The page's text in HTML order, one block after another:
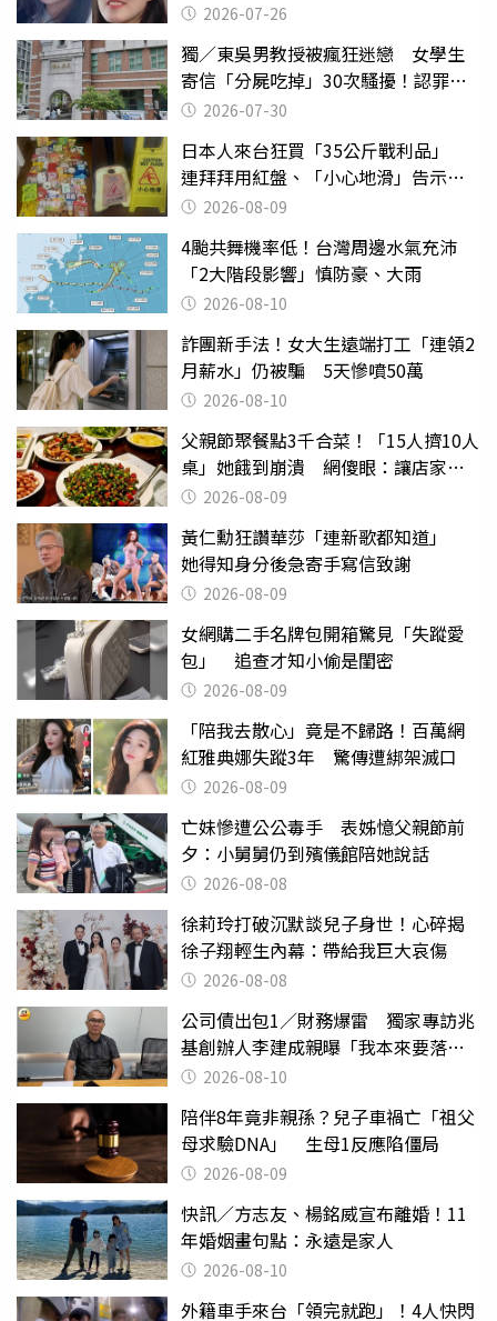
2026-07-26
獨／東吳男教授被瘋狂迷戀 女學生
寄信「分屍吃掉」30次騷擾！認罪免
關 2026-07-30
日本人來台狂買「35公斤戰利品」
連拜拜用紅盤、「小心地滑」告示牌
也帶回家
2026-08-09
4颱共舞機率低！台灣周邊水氣充沛
「2大階段影響」慎防豪、大雨
2026-08-10
詐團新手法！女大生遠端打工「連領2
月薪水」仍被騙 5天慘噴50萬
2026-08-10
父親節聚餐點3千合菜！「15人擠10人
桌」她餓到崩潰 網傻眼：讓店家看
笑話2026-08-09
黃仁勳狂讚華莎「連新歌都知道」
她得知身分後急寄手寫信致謝
2026-08-09
女網購二手名牌包開箱驚見「失蹤愛
包」 追查才知小偷是閨密
2026-08-09
「陪我去散心」竟是不歸路！百萬網
紅雅典娜失蹤3年 驚傳遭綁架滅口
2026-08-09
亡妹慘遭公公毒手 表姊憶父親節前
夕：小舅舅仍到殯儀館陪她說話
2026-08-08
徐莉玲打破沉默談兒子身世！心碎揭
徐子翔輕生內幕：帶給我巨大哀傷
2026-08-08
公司債出包1／財務爆雷 獨家專訪兆
基創辦人李建成親曝「我本來要落
跑」2026-08-10
陪伴8年竟非親孫？兒子車禍亡「祖父
母求驗DNA」 生母1反應陷僵局
2026-08-09
快訊／方志友、楊銘威宣布離婚！11
年婚姻畫句點：永遠是家人
2026-08-10
外籍車手來台「領完就跑」！4人快閃